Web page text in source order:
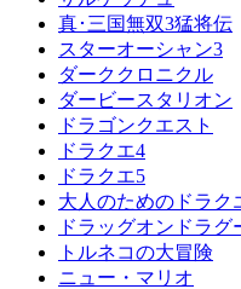
真･三国無双3猛将伝
スターオーシャン3
ダーククロニクル
ダービースタリオン
ドラゴンクエスト
ドラクエ4
ドラクエ5
大人のためのドラク
ドラッグオンドラグ
トルネコの大冒険
ニュー・マリオ